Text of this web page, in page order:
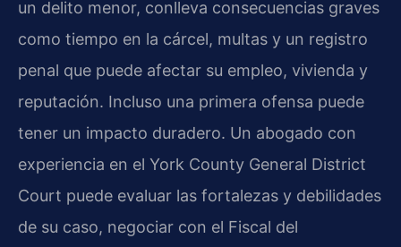
un delito menor, conlleva consecuencias graves
como tiempo en la cárcel, multas y un registro
penal que puede afectar su empleo, vivienda y
reputación. Incluso una primera ofensa puede
tener un impacto duradero. Un abogado con
experiencia en el York County General District
Court puede evaluar las fortalezas y debilidades
de su caso, negociar con el Fiscal del